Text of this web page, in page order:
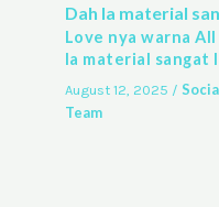
Love nya warna
la material sangat
August 12, 2025 /
Team